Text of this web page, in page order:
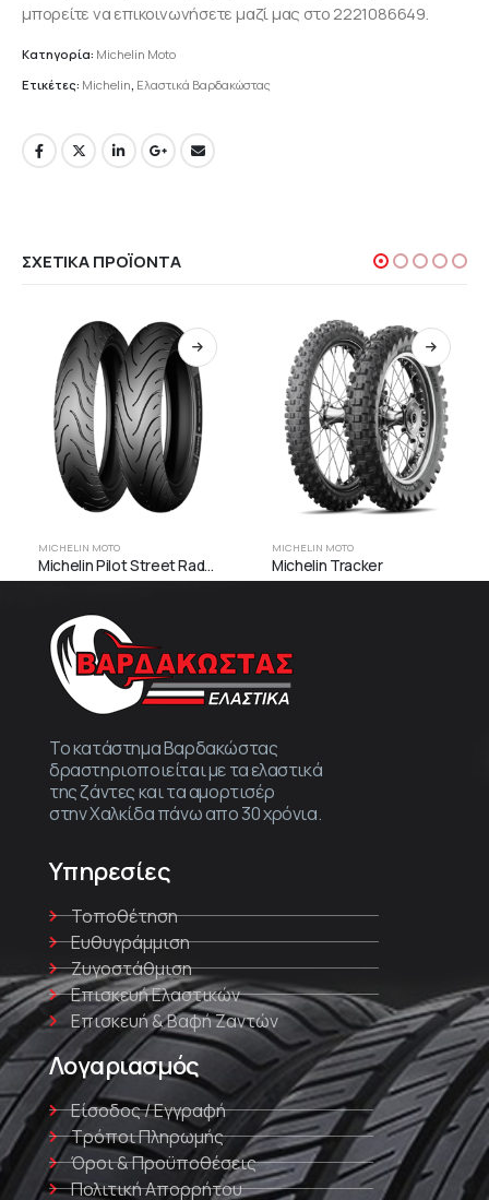
μπορείτε να επικοινωνήσετε μαζί μας στο 2221086649.
Κατηγορία: Michelin Moto
Ετικέτες: Michelin Ελαστικά Βαρδακώστας
ΣΧΕΤΙΚΆ ΠΡΟΪΌΝΤΑ
MICHELIN MOTO
Michelin Pilot Street Radial
MICHELIN MOTO
Michelin Tracker
Το κατάστημα Βαρδακώστας
δραστηριοποιείται με τα ελαστικά
της ζάντες και τα αμορτισέρ
στην Χαλκίδα πάνω απο 30 χρόνια.
Υπηρεσίες
Τοποθέτηση
Ευθυγράμμιση
Ζυγοστάθμιση
Επισκευή Ελαστικών
Επισκευή & Βαφή Ζαντών
Λογαριασμός
Είσοδος / Εγγραφή
Τρόποι Πληρωμής
Όροι & Προϋποθέσεις
Πολιτική Απορρήτου